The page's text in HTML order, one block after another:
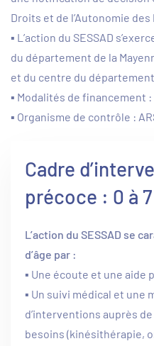
Droits et de l’Autonomie
▪ L’action du SESSAD
du département de la
et du centre du département
▪ Modalités de financement
▪ Organisme de contrôle :
Cadre
précoce : 0 à
L’action du SESSAD se
d’âge par :
▪ Une écoute et une aide
▪ Un suivi médical et une
d’interventions auprès
besoins (kinésithérapie,